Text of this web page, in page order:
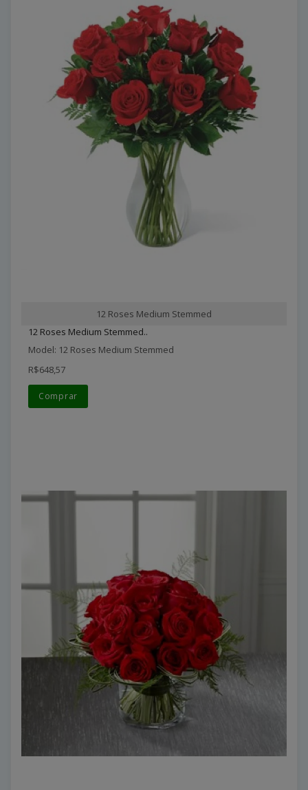
12 Roses Medium Stemmed
12 Roses Medium Stemmed..
Model: 12 Roses Medium Stemmed
R$648,57
Comprar